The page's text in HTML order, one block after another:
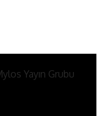
Yayın Grubu